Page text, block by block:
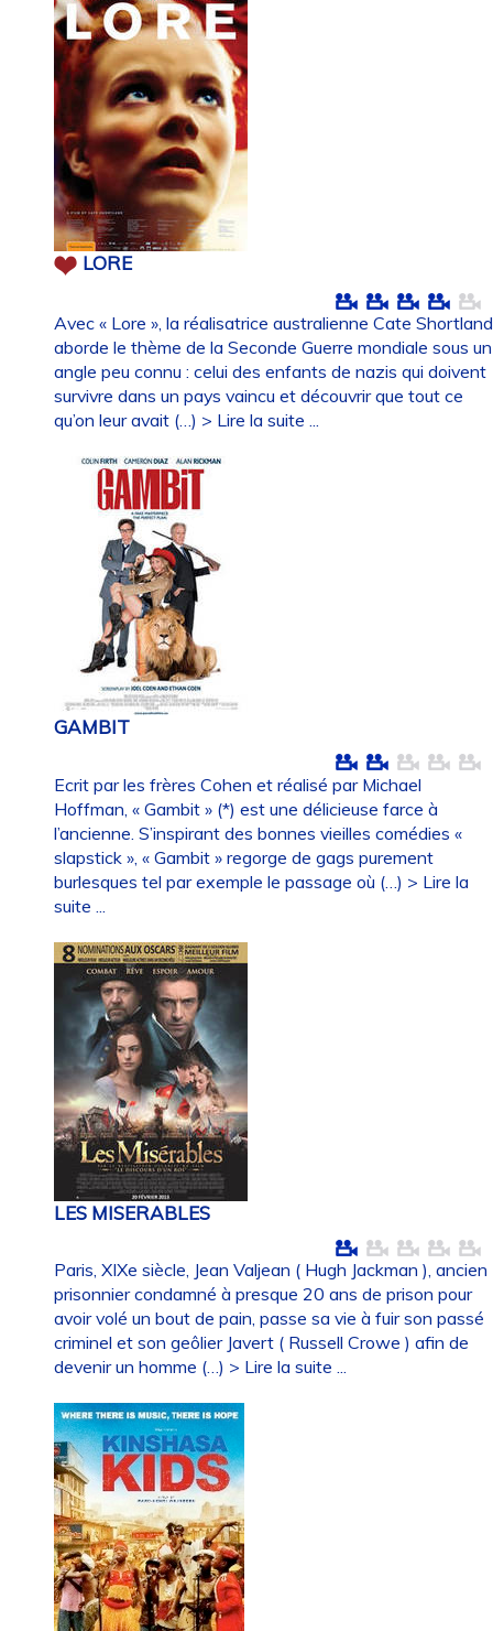
LORE
Avec « Lore », la réalisatrice australienne Cate Shortland
aborde le thème de la Seconde Guerre mondiale sous un
angle peu connu : celui des enfants de nazis qui doivent
survivre dans un pays vaincu et découvrir que tout ce
qu’on leur avait (…) > Lire la suite ...
GAMBIT
Ecrit par les frères Cohen et réalisé par Michael
Hoffman, « Gambit » (*) est une délicieuse farce à
l’ancienne. S’inspirant des bonnes vieilles comédies «
slapstick », « Gambit » regorge de gags purement
burlesques tel par exemple le passage où (…) > Lire la
suite ...
LES MISERABLES
Paris, XIXe siècle, Jean Valjean ( Hugh Jackman ), ancien
prisonnier condamné à presque 20 ans de prison pour
avoir volé un bout de pain, passe sa vie à fuir son passé
criminel et son geôlier Javert ( Russell Crowe ) afin de
devenir un homme (…) > Lire la suite ...